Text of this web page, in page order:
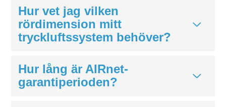
Hur vet jag vilken
rördimension mitt
tryckluftssystem behöver?
Hur lång är AIRnet-
garantiperioden?